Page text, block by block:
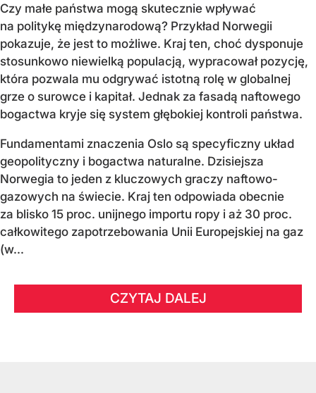
Czy małe państwa mogą skutecznie wpływać
na politykę międzynarodową? Przykład Norwegii
pokazuje, że jest to możliwe. Kraj ten, choć dysponuje
stosunkowo niewielką populacją, wypracował pozycję,
która pozwala mu odgrywać istotną rolę w globalnej
grze o surowce i kapitał. Jednak za fasadą naftowego
bogactwa kryje się system głębokiej kontroli państwa.
Fundamentami znaczenia Oslo są specyficzny układ
geopolityczny i bogactwa naturalne. Dzisiejsza
Norwegia to jeden z kluczowych graczy naftowo-
gazowych na świecie. Kraj ten odpowiada obecnie
za blisko 15 proc. unijnego importu ropy i aż 30 proc.
całkowitego zapotrzebowania Unii Europejskiej na gaz
(w...
CZYTAJ DALEJ